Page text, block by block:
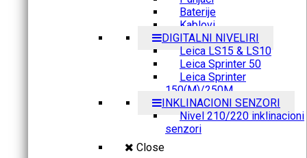
Baterije
Kablovi
DIGITALNI NIVELIRI
Leica LS15 & LS10
Leica Sprinter 50
Leica Sprinter
150(M)/250M
INKLINACIONI SENZORI
Nivel 210/220 inklinacioni
senzori
Close